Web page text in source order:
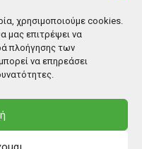
χρησιμοποιούμε cookies.
μας επιτρέψει να
πλοήγησης των
να επηρεάσει